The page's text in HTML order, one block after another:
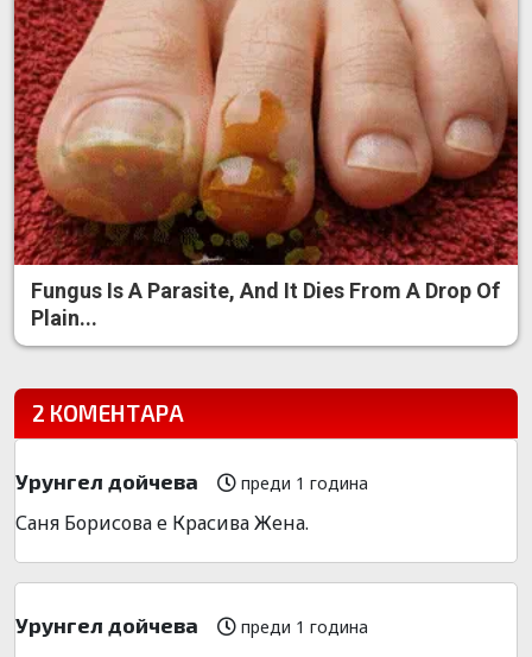
Fungus Is A Parasite, And It Dies From A Drop Of
Plain...
2 КОМЕНТАРА
Урунгел дойчева преди 1 година
Саня Борисова е Красива Жена.
Урунгел дойчева преди 1 година